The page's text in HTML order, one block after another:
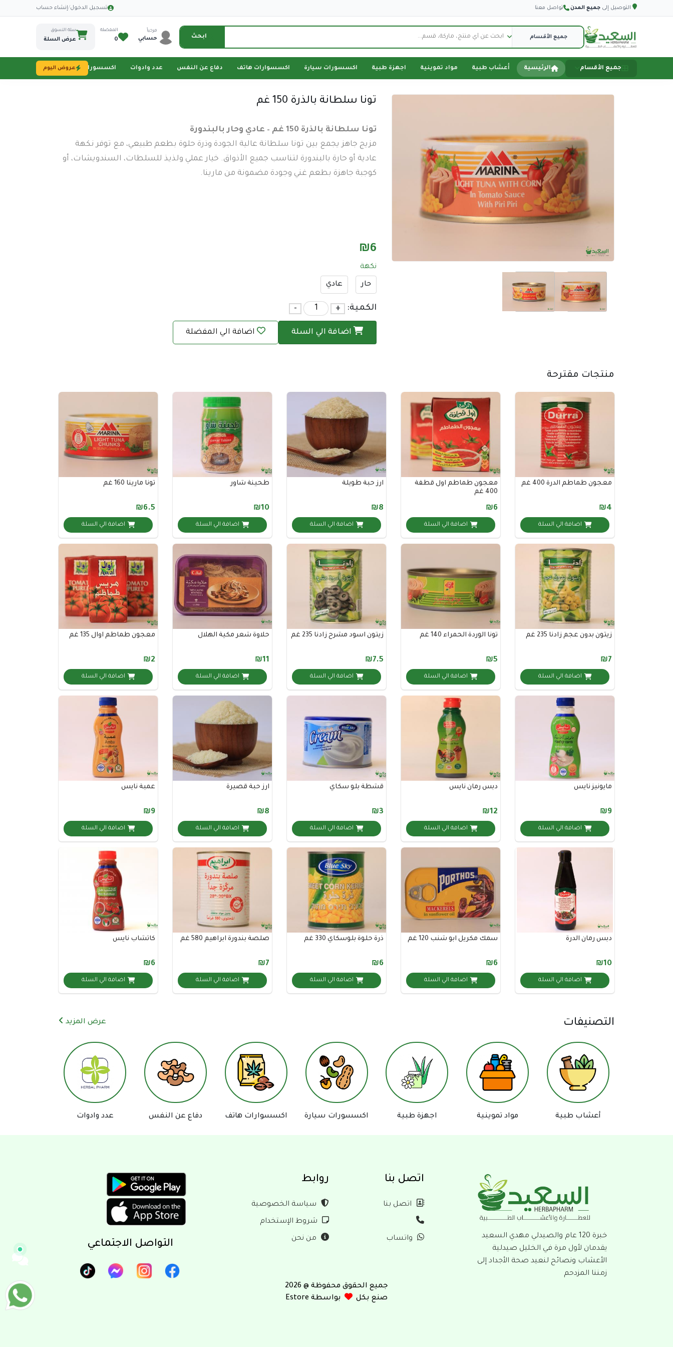
التوصيل إلى جميع المدن· تواصل معنا · تسجيل الدخول/إنشاء حساب
ابحث
مرحباً
حسابي
المفضلة
0
سلة التسوق
عرض السلة
جميع الأقسام
مواد تموينية
اكسسوارات هاتف
دفاع عن النفس
اكسسورات تصوير
اكسسورات
ساعات
الرئيسية أعشاب طبية مواد تموينية اجهزة طبية اكسسورات سيارة اكسسوارات هاتف دفاع عن النفس عدد وادوات اكسسورات تصوير طاقة شمسيةعروض اليوم
تونا سلطانة بالذرة 150 غم
تونا سلطانة بالذرة 150 غم – عادي وحار بالبندورة
مزيج جاهز يجمع بين تونا سلطانة عالية الجودة وذرة حلوة بطعم طبيعي، مع توفر نكهة
عادية أو حارة بالبندورة لتناسب جميع الأذواق. خيار عملي ولذيذ للسلطات، السندويشات، أو
كوجبة جاهزة بطعم غني وجودة مضمونة من مارينا.
₪6
نكهة
حار عادي
الكمية: +
-
اضافة الي السلة اضافة الي المفضلة
منتجات مقترحة
معجون طماطم الدرة 400 غم
₪4
اضافة الي السلة
معجون طماطم اول قطفة
400 غم
₪6
اضافة الي السلة
ارز حبة طويلة
₪8
اضافة الي السلة
طحينة شاور
₪10
اضافة الي السلة
تونا مارينا 160 غم
₪6.5
اضافة الي السلة
زيتون بدون عجم زادنا 235 غم
₪7
اضافة الي السلة
تونا الوردة الحمراء 140 غم
₪5
اضافة الي السلة
زيتون اسود مشرح زادنا 235 غم
₪7.5
اضافة الي السلة
حلاوة شعر مكية الهلال
₪11
اضافة الي السلة
معجون طماطم اوال 135 غم
₪2
اضافة الي السلة
مايونيز نايس
₪9
اضافة الي السلة
دبس رمان نايس
₪12
اضافة الي السلة
قشطة بلو سكاي
₪3
اضافة الي السلة
ارز حبة قصيرة
₪8
اضافة الي السلة
عمبة نايس
₪9
اضافة الي السلة
دبس رمان الدرة
₪10
اضافة الي السلة
سمك مكريل ابو شنب 120 غم
₪6
اضافة الي السلة
ذرة حلوة بلوسكاي 330 غم
₪6
اضافة الي السلة
صلصة بندورة ابراهيم 580 غم
₪7
اضافة الي السلة
كاتشاب نايس
₪6
اضافة الي السلة
التصنيفات عرض المزيد
أعشاب طبية مواد تموينية اجهزة طبية اكسسورات سيارة اكسسوارات هاتف دفاع عن النفس عدد وادوات
مساعد السعيد للعطارة والأعشاب
الطبية
كيف يمكنني مساعدتك؟ اكتب لي عن المنتج
الذي تبحث عنه.
خبرة 120 عام والصيدلي مهدي السعيد
يقدمان لأول مرة في الخليل صيدلية
الأعشاب ونصائح لنعيد صحة الأجداد إلى
زمننا المزدحم
اتصل بنا
اتصل بنا
واتساب
روابط
سياسة الخصوصية
شروط الإستخدام
من نحن التواصل الاجتماعي
جميع الحقوق محفوظة @ 2026
صنع بكل
بواسطة Estore